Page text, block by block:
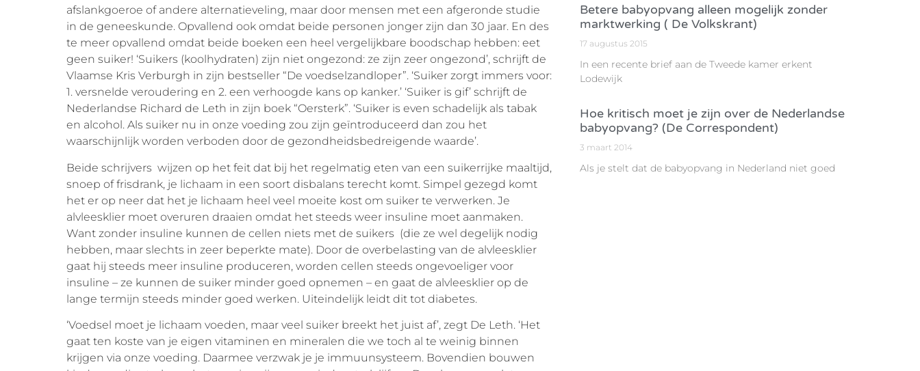
afslankgoeroe of andere alternatieveling, maar door mensen met een afgeronde studie
in de geneeskunde. Opvallend ook omdat beide personen jonger zijn dan 30 jaar. En des
te meer opvallend omdat beide boeken een heel vergelijkbare boodschap hebben: eet
geen suiker! ‘Suikers (koolhydraten) zijn niet ongezond: ze zijn zeer ongezond’, schrijft de
Vlaamse Kris Verburgh in zijn bestseller “De voedselzandloper”. ‘Suiker zorgt immers voor:
1. versnelde veroudering en 2. een verhoogde kans op kanker.’ ‘Suiker is gif’ schrijft de
Nederlandse Richard de Leth in zijn boek “Oersterk”. ‘Suiker is even schadelijk als tabak
en alcohol. Als suiker nu in onze voeding zou zijn geïntroduceerd dan zou het
waarschijnlijk worden verboden door de gezondheidsbedreigende waarde’.
Beide schrijvers wijzen op het feit dat bij het regelmatig eten van een suikerrijke maaltijd,
snoep of frisdrank, je lichaam in een soort disbalans terecht komt. Simpel gezegd komt
het er op neer dat het je lichaam heel veel moeite kost om suiker te verwerken. Je
alvleesklier moet overuren draaien omdat het steeds weer insuline moet aanmaken.
Want zonder insuline kunnen de cellen niets met de suikers (die ze wel degelijk nodig
hebben, maar slechts in zeer beperkte mate). Door de overbelasting van de alvleesklier
gaat hij steeds meer insuline produceren, worden cellen steeds ongevoeliger voor
insuline – ze kunnen de suiker minder goed opnemen – en gaat de alvleesklier op de
lange termijn steeds minder goed werken. Uiteindelijk leidt dit tot diabetes.
‘Voedsel moet je lichaam voeden, maar veel suiker breekt het juist af’, zegt De Leth. ‘Het
gaat ten koste van je eigen vitaminen en mineralen die we toch al te weinig binnen
krijgen via onze voeding. Daarmee verzwak je je immuunsysteem. Bovendien bouwen
Betere babyopvang alleen mogelijk zonder
marktwerking ( De Volkskrant)
17 augustus 2015
In een recente brief aan de Tweede kamer erkent
Lodewijk
Hoe kritisch moet je zijn over de Nederlandse
babyopvang? (De Correspondent)
3 maart 2014
Als je stelt dat de babyopvang in Nederland niet goed